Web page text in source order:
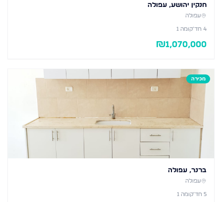
חנקין יהושע, עפולה
עפולה
4 חד׳קומה 1
₪1,070,000
מכירה
ברנר, עפולה
עפולה
5 חד׳קומה 1